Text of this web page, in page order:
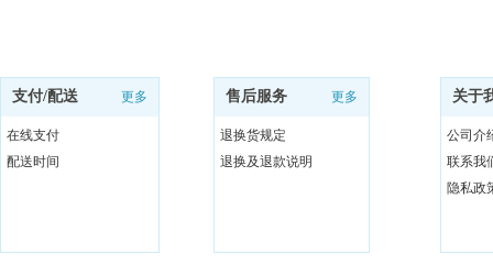
支付/配送 更多
在线支付
配送时间
售后服务 更多
退换货规定
退换及退款说明
关于
公司介
联系我
隐私政